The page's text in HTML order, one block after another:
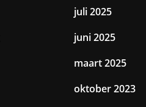
juli 2025
juni 2025
maart 2025
oktober 2023